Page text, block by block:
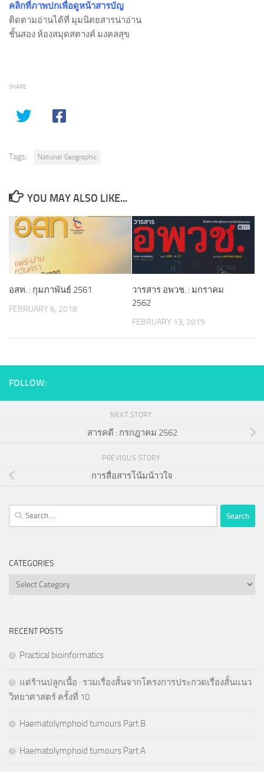
คลิกที่ภาพปกเพื่อดูหน้าสารบัญ
ติดตามอ่านได้ที่ มุมนิตยสารน่าอ่าน
ชั้นสอง ห้องสมุดสตางค์ มงคลสุข
SHARE
Tags: National Geographic
YOU MAY ALSO LIKE...
อสท. : กุมภาพันธ์ 2561
FEBRUARY 6, 2018
วารสาร อพวช. : มกราคม
2562
FEBRUARY 13, 2019
FOLLOW:
NEXT STORY
สารคดี : กรกฎาคม 2562
PREVIOUS STORY
การสื่อสารโน้มน้าวใจ
Search
for:
CATEGORIES
Categories
RECENT POSTS
Practical bioinformatics
แด่ร้านปลูกเนื้อ : รวมเรื่องสั้นจากโครงการประกวดเรื่องสั้นแนว
วิทยาศาสตร์ ครั้งที่ 10
Haematolymphoid tumours Part B
Haematolymphoid tumours Part A